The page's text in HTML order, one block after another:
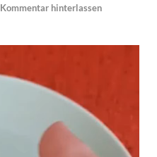
Kommentar hinterlassen